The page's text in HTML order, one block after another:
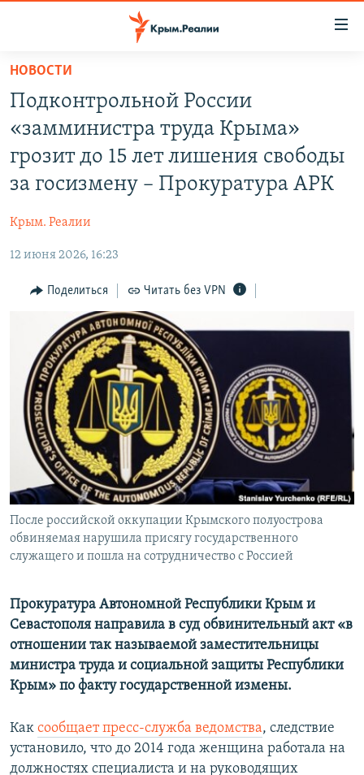
Вернуться
основному
содержанию
главной
Вернутся
СПЕЦПРОЕКТЫ
КАРТА ВОЕННЫХ ОБЪЕКТОВ КРЫМА
ИНФОГРАФИКА
ТЕЛЕПРОЕКТ КРЫМ.РЕАЛИИ
СОВЕТЫ ПРАВОЗАЩИТНИКОВ
ПРОПАВШИЕ БЕЗ ВЕСТИ
ПОБЕДИТЕЛЕЙ НЕ СУДЯТ?
КРЫМ.НЕПОКОРЕННЫЙ
ELIFBE
УКРАИНСКАЯ ПРОБЛЕМА КРЫМА
РАДІО СВОБОДА
КАК ОБОЙТИ БЛОКИРОВКУ
Qırımtatar
ПРИСОЕДИНЯЙТЕСЬ!
Все сайты RFE/RL
НОВОСТИ
Подконтрольной России
«замминистра труда Крыма»
грозит до 15 лет лишения свободы
за госизмену – Прокуратура АРК
Крым. Реалии
12 июня 2026, 16:23
Поделиться Читать без VPN
После российской оккупации Крымского полуострова
обвиняемая нарушила присягу государственного
служащего и пошла на сотрудничество с Россией
Прокуратура Автономной Республики Крым и
Севастополя направила в суд обвинительный акт «в
отношении так называемой заместительницы
министра труда и социальной защиты Республики
Крым» по факту государственной измены.
Как сообщает пресс-служба ведомства, следствие
установило, что до 2014 года женщина работала на
должностях специалиста и на руководящих